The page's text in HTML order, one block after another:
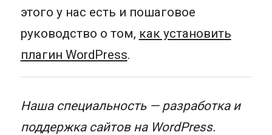
этого у нас есть и пошаговое
руководство о том, как установить
плагин WordPress.
Наша специальность — разработка и
поддержка сайтов на WordPress.